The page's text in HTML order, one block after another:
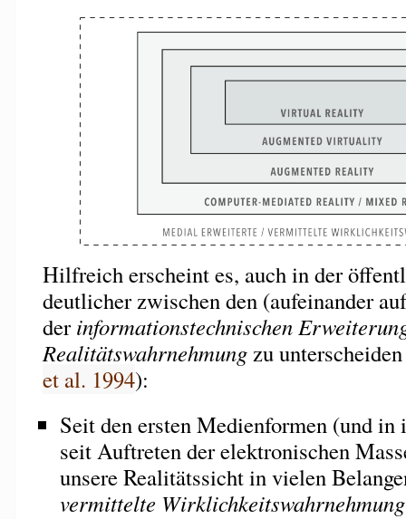
Hilfreich erscheint es, auch in der
deutlicher zwischen den (aufeinander
derinformationstechnischen
Realitätswahrnehmungzu
et al. 1994):
Seit den ersten Medienformen (und
seit Auftreten der elektronischen
unsere Realitätssicht in vielen
vermittelte Wirklichkeitswahrnehmung